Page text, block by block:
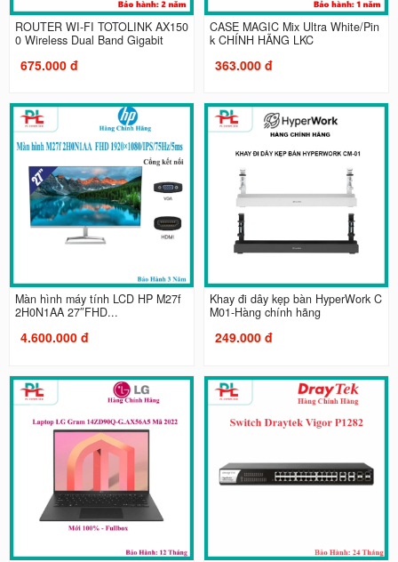
ROUTER WI-FI TOTOLINK AX150
0 Wireless Dual Band Gigabit
675.000 đ
CASE MAGIC Mix Ultra White/Pin
k CHÍNH HÃNG LKC
363.000 đ
Màn hình máy tính LCD HP M27f
2H0N1AA 27″FHD...
4.600.000 đ
Khay đi dây kẹp bàn HyperWork C
M01-Hàng chính hãng
249.000 đ